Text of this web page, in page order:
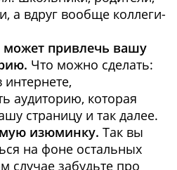
а вдруг вообще коллеги-
может привлечь вашу
Что можно сделать:
аудиторию, которая
страницу и так далее.
изюминку. Так вы
на фоне остальных
случае забудьте про